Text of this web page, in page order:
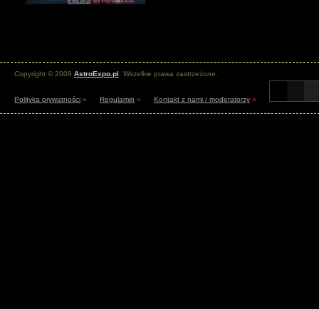
Copyright © 2008 AstroExpo.pl . Wszelkie prawa zastrzeżone.
Polityka prywatności » Regulamin » Kontakt z nami / moderatorzy »